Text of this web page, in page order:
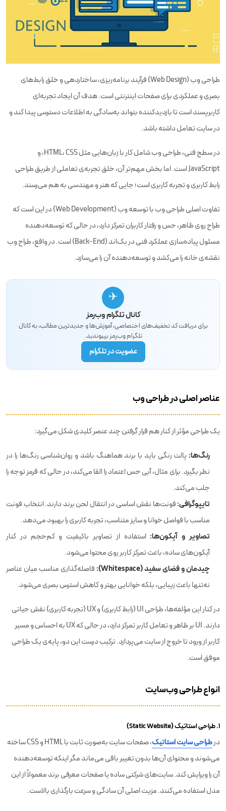
طراحی وب (Web Design) فرآیند برنامه‌ریزی، ساختاردهی و خلق رابط‌های
بصری و عملکردی برای صفحات اینترنتی است. هدف آن ایجاد تجربه‌ای
کاربرپسند است تا بازدیدکننده بتواند به‌سادگی به اطلاعات دسترسی پیدا کند و
در سایت تعامل داشته باشد.
در سطح فنی، طراحی وب شامل کار با زبان‌هایی مثل HTML، CSS، و
JavaScript است. اما بخش مهم‌تر آن، خلق تجربه‌ی تعاملی از طریق طراحی
رابط کاربری و تجربه کاربری است؛ جایی که هنر و مهندسی به هم می‌رسند.
تفاوت اصلی طراحی وب با توسعه وب (Web Development) در این است که
طراح روی ظاهر، حس و رفتار کاربران تمرکز دارد، در حالی که توسعه‌دهنده
مسئول پیاده‌سازی عملکرد فنی در بک‌اند (Back-End) است. در واقع، طراح وب
نقشه‌ی خانه را می‌کشد و توسعه‌دهنده آن را می‌سازد.
✈
کانال تلگرام وب‌رمز
برای دریافت کد تخفیف‌های اختصاصی، آموزش‌ها و جدیدترین مطالب، به کانال
تلگرام وب‌رمز بپیوندید.
عضویت در تلگرام
عناصر اصلی در طراحی وب
یک طراحی مؤثر از کنار هم قرار گرفتن چند عنصر کلیدی شکل می‌گیرد:
رنگ‌ها: پالت رنگی باید با برند هماهنگ باشد و روان‌شناسی رنگ‌ها را در
نظر بگیرد. برای مثال، آبی حس اعتماد را القا می‌کند، در حالی که قرمز توجه را
جلب می‌کند.
تایپوگرافی:فونت‌ها نقش اساسی در انتقال لحن برند دارند. انتخاب فونت
مناسب با فواصل خوانا و سایز متناسب، تجربه کاربری را بهبود می‌دهد.
تصاویر و آیکون‌ها: استفاده از تصاویر باکیفیت و کم‌حجم در کنار
آیکون‌های ساده، باعث تمرکز کاربر روی محتوا می‌شود.
چیدمان و فضای سفید (Whitespace):
فاصله‌گذاری مناسب میان عناصر
نه‌تنها باعث زیبایی، بلکه خوانایی بهتر و کاهش استرس بصری می‌شود.
در کنار این مؤلفه‌ها، طراحی UI (رابط کاربری) و UX (تجربه کاربری) نقش حیاتی
دارند. UI بر ظاهر و تعامل کاربر تمرکز دارد، در حالی که UX به احساس و مسیر
کاربر از ورود تا خروج از سایت می‌پردازد. ترکیب درست این دو، پایه‌ی یک طراحی
موفق است.
انواع طراحی وب‌سایت
۱. طراحی استاتیک (Static Website)
درطراحی سایت استاتیک
، صفحات سایت به‌صورت ثابت با HTML و CSS ساخته
می‌شوند و محتوای آن‌ها بدون تغییر باقی می‌ماند مگر اینکه توسعه‌دهنده
آن را ویرایش کند. سایت‌های شرکتی ساده یا صفحات معرفی برند معمولاً از این
مدل استفاده می‌کنند. مزیت اصلی آن سادگی و سرعت بارگذاری بالاست.